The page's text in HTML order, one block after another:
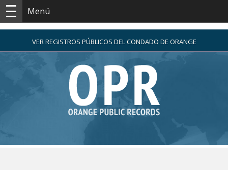
Menú
VER REGISTROS PÚBLICOS DEL CONDADO DE ORANGE